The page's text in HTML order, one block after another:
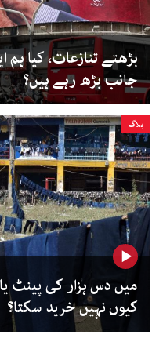
بڑھتے تنازعات، کیا
جانب بڑھ رہے ہیں؟
بلاگ
میں دس ہزار کی پینٹ
کیوں نہیں خرید سکتا؟